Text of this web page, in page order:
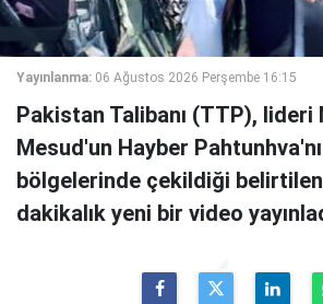
Yayınlanma: 06 Ağustos 2026 Perşembe 16:15
Pakistan Talibanı (TTP), lideri
Mesud'un Hayber
bölgelerinde çekildiği belirtilen
dakikalık yeni bir video